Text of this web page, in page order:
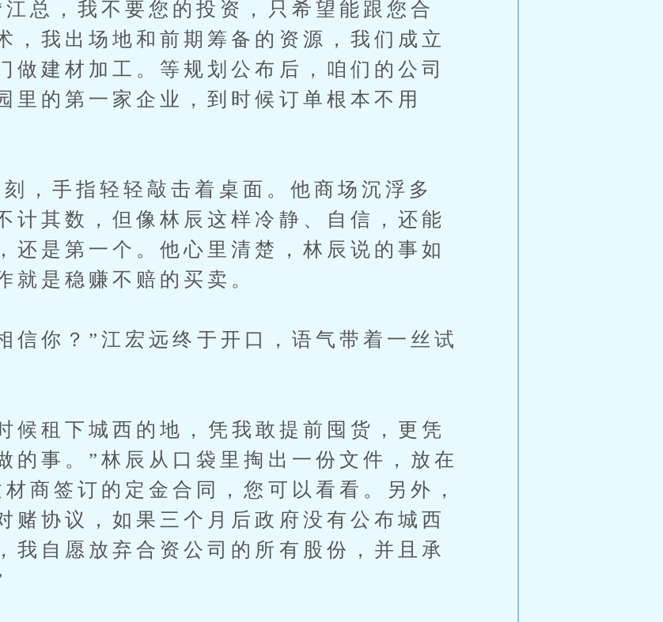
总，我不要您的投资，只希望能跟您合
，我出场地和前期筹备的资源，我们成立
做建材加工。等规划公布后，咱们的公司
里的第一家企业，到时候订单根本不用
，手指轻轻敲击着桌面。他商场沉浮多
计其数，但像林辰这样冷静、自信，还能
还是第一个。他心里清楚，林辰说的事如
就是稳赚不赔的买卖。
你？”江宏远终于开口，语气带着一丝试
租下城西的地，凭我敢提前囤货，更凭
的事。”林辰从口袋里掏出一份文件，放在
商签订的定金合同，您可以看看。另外，
赌协议，如果三个月后政府没有公布城西
我自愿放弃合资公司的所有股份，并且承